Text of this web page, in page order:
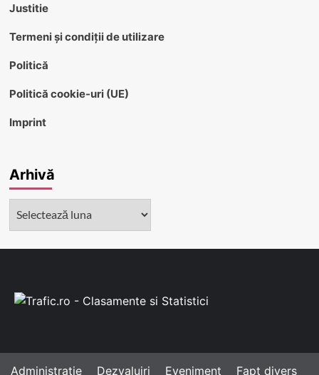
Justitie
Termeni și condiții de utilizare
Politică
Politică cookie-uri (UE)
Imprint
Arhivă
Administratie Dezvaluiri Eveniment Fapt divers